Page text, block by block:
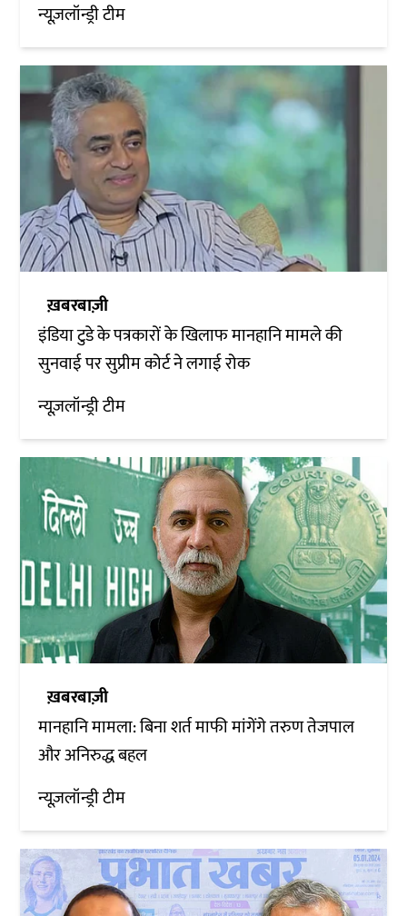
न्यूज़लॉन्ड्री टीम
ख़बरबाज़ी
इंडिया टुडे के पत्रकारों के खिलाफ मानहानि मामले की
सुनवाई पर सुप्रीम कोर्ट ने लगाई रोक
न्यूज़लॉन्ड्री टीम
ख़बरबाज़ी
मानहानि मामला: बिना शर्त माफी मांगेंगे तरुण तेजपाल
और अनिरुद्ध बहल
न्यूज़लॉन्ड्री टीम